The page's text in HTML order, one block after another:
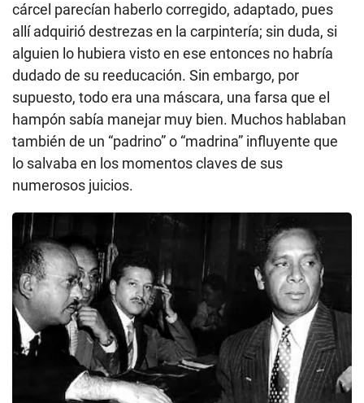
cárcel parecían haberlo corregido, adaptado, pues
allí adquirió destrezas en la carpintería; sin duda, si
alguien lo hubiera visto en ese entonces no habría
dudado de su reeducación. Sin embargo, por
supuesto, todo era una máscara, una farsa que el
hampón sabía manejar muy bien. Muchos hablaban
también de un “padrino” o “madrina” influyente que
lo salvaba en los momentos claves de sus
numerosos juicios.